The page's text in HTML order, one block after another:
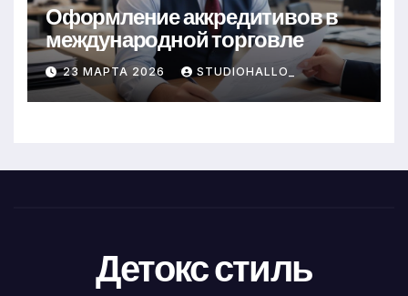
Оформление аккредитивов в
международной торговле
23 МАРТА 2026 STUDIOHALLO_
Детокс стиль